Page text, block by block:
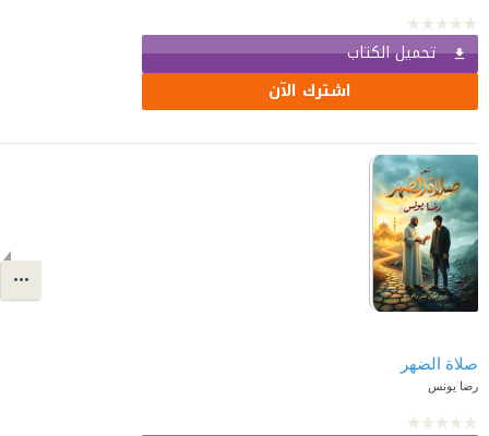
تحميل الكتاب
اشترك الآن
صلاة الضهر
رضا يونس